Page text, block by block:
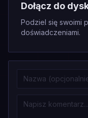
Dołącz do
Podziel się swoimi
doświadczeniami.